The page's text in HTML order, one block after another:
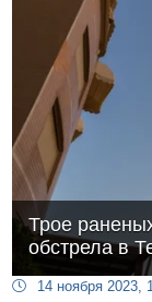
Трое
обстрела в
14 ноября 2023,